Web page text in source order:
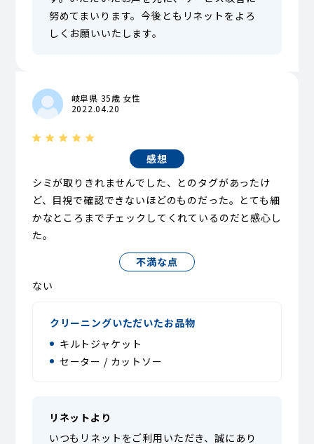
努めてまいります。今後ともリネットをよろ
しくお願いいたします。
岐阜県 35歳 女性
2022.04.20
感想
シミが取りきれませんでした、とのタグがあったけ
ど、目視で確認できないほどのものだった。とても細
かなところまでチェックしてくれているのだと感心し
た。
不満な点
ない
クリーニングいただいたお品物
キルトジャケット
セーター / カットソー
リネットより
いつもリネットをご利用いただき、誠にあり